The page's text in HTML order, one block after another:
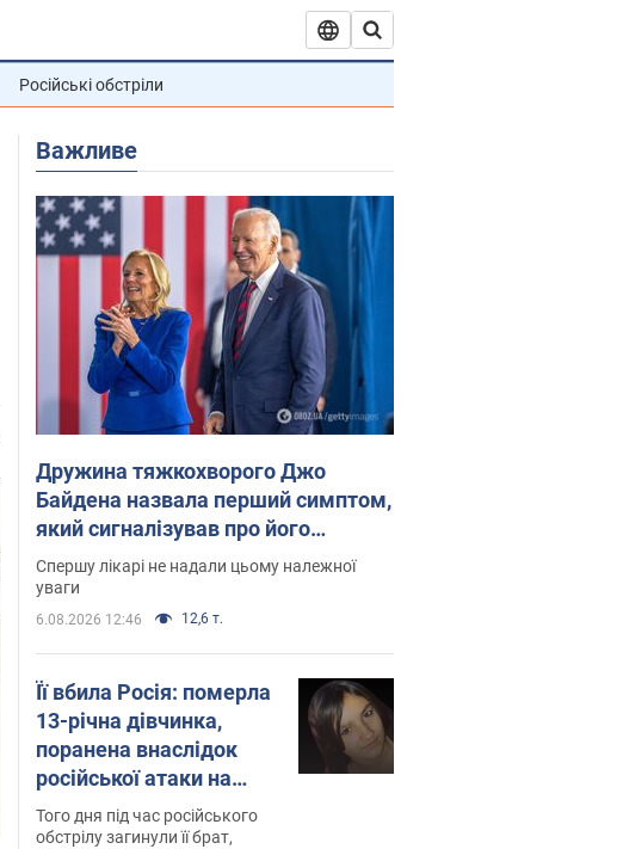
Російські обстріли
Важливе
Дружина тяжкохворого Джо
Байдена назвала перший симптом,
який сигналізував про його
"агресивний" рак
Спершу лікарі не надали цьому належної
уваги
6.08.2026 12:46 12,6 т.
Її вбила Росія: померла
13-річна дівчинка,
поранена внаслідок
російської атаки на
Сумщину. Фото
Того дня під час російського
обстрілу загинули її брат,